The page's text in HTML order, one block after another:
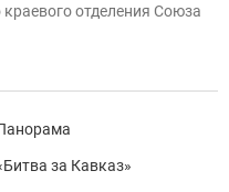
отделения Союза
за Кавказ»